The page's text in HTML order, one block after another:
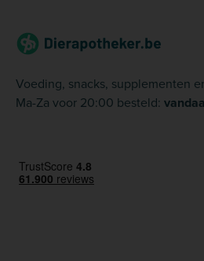
Voeding, snacks, supplementen
Ma-Za voor 20:00 besteld: